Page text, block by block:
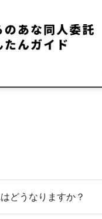
どうなりますか？